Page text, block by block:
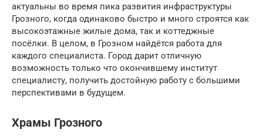
актуальны во время пика развития инфраструктуры
Грозного, когда одинаково быстро и много строятся как
высокоэтажные жилые дома, так и коттеджные
посёлки. В целом, в Грозном найдётся работа для
каждого специалиста. Город дарит отличную
возможность только что окончившему институт
специалисту, получить достойную работу с большими
перспективами в будущем.
Храмы Грозного